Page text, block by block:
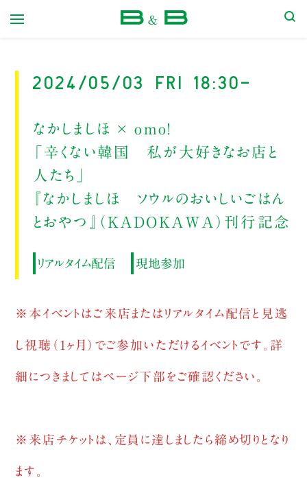
2024/05/03 Fri 18:30-
なかしましほ × omo!
「辛くない韓国 私が大好きなお店と
人たち」
『なかしましほ ソウルのおいしいごはん
とおやつ』（KADOKAWA）刊行記念
リアルタイム配信 現地参加
※本イベントはご来店またはリアルタイム配信と見逃
し視聴（1ヶ月）でご参加いただけるイベントです。詳
細につきましてはページ下部をご確認ください。
※来店チケットは、定員に達しましたら締め切りとなり
ます。